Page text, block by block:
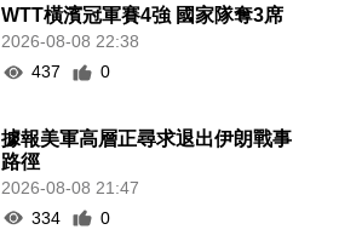
WTT橫濱冠軍賽4強 國家隊奪3席
2026-08-08 22:38
437
0
據報美軍高層正尋求退出伊朗戰事
路徑
2026-08-08 21:47
334
0